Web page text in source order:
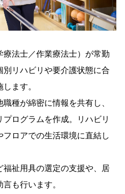
療法士／作業療法士）が常勤
別リハビリや要介護状態に合
ます。
種が綿密に情報を共有し、
ログラムを作成。リハビリ
ロアでの生活環境に直結し
福祉用具の選定の支援や、居
も行います。